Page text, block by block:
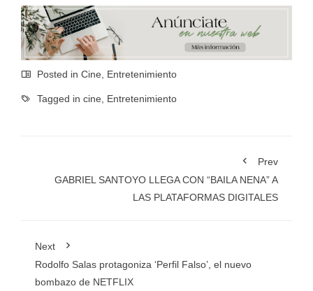
Posted in Cine Entretenimiento
Tagged in cine Entretenimiento
Prev
GABRIEL SANTOYO LLEGA CON “BAILA NENA” A
LAS PLATAFORMAS DIGITALES
Next
Rodolfo Salas protagoniza ‘Perfil Falso’, el nuevo
bombazo de NETFLIX